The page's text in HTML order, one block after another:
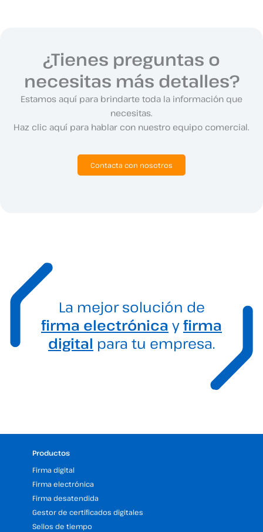
¿Tienes preguntas o
necesitas más detalles?
Estamos aquí para brindarte toda la información que
necesitas.
Haz clic aquí para hablar con nuestro equipo comercial.
Contacta con nosotros
La mejor solución de
firma electrónica yfirma
digital para tu empresa.
Productos
Firma digital
Firma electrónica
Firma desatendida
Gestor de certificados digitales
Sellos de tiempo